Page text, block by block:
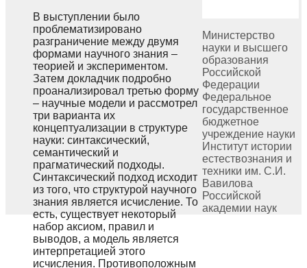
В выступлении было
проблематизировано
разграничение между двумя
формами научного знания –
теорией и экспериментом.
Затем докладчик подробно
проанализировал третью форму
– научные модели и рассмотрел
три варианта их
концептуализации в структуре
науки: синтаксический,
семантический и
прагматический подходы.
Синтаксический подход исходит
из того, что структурой научного
знания является исчисление. То
есть, существует некоторый
набор аксиом, правил и
выводов, а модель является
интерпретацией этого
исчисления. Противоположным
Министерство
науки и высшего
образования
Российской
Федерации
Федеральное
государственное
бюджетное
учреждение науки
Институт истории
естествознания и
техники им. С.И.
Вавилова
Российской
академии наук